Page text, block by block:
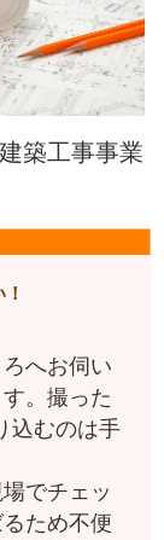
築工事事業
へお伺い
。撮った
込むのは手
でチェッ
ため不便